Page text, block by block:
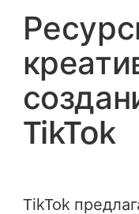
TikTok
TikTok